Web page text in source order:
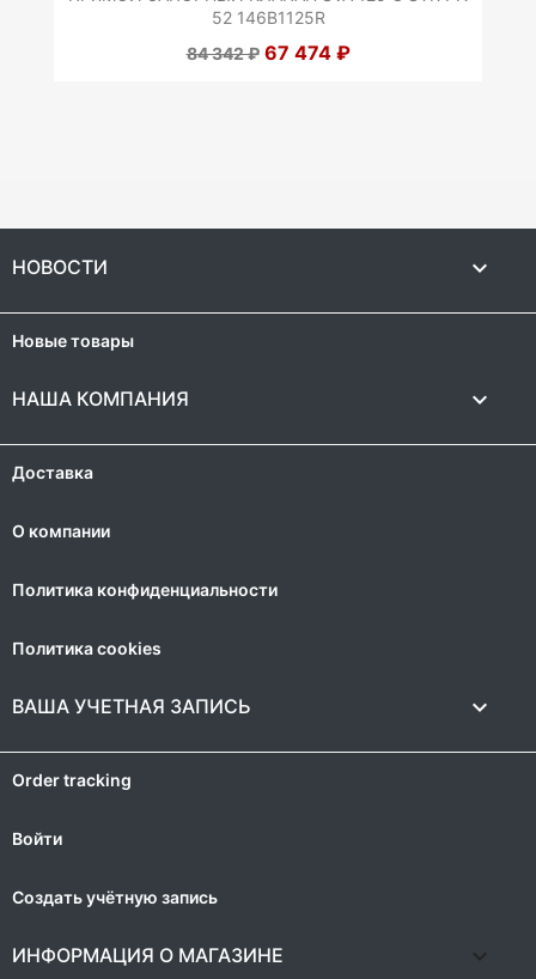
52 146B1125R
84 342 ₽ 67 474 ₽
НОВОСТИ 
Новые товары
НАША КОМПАНИЯ 
Доставка
О компании
Политика конфиденциальности
Политика cookies
ВАША УЧЕТНАЯ ЗАПИСЬ 
Order tracking
Войти
Создать учётную запись
ИНФОРМАЦИЯ О МАГАЗИНЕ keyboard_arrow_down